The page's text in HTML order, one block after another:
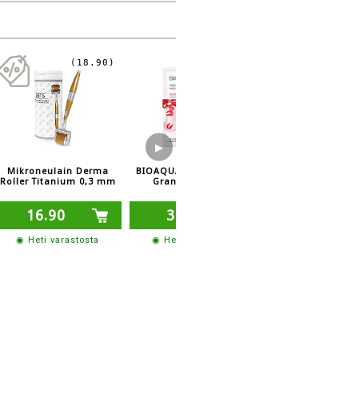
(18.90)
Mikroneulain Derma
Roller Titanium 0,3 mm
16.90
◉ Heti varastosta
BIOAQUA kasvonaamio
Granaattiomena
3.70
◉ Heti varastosta
▶